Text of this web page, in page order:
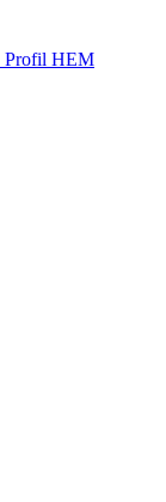
Profil HEM